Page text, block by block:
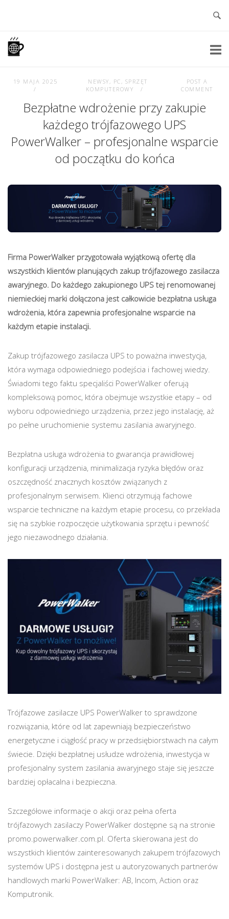
content
Home
19 MAJA 2025 NEWSY , PC , SPRZĘT
KOMPUTEROWY
POST A
COMMENT
Bezpłatne wdrożenie przy zakupie
każdego trójfazowego UPS
PowerWalker – profesjonalne wsparcie
od początku do końca
Firma PowerWalker przygotowała wyjątkową ofertę dla
wszystkich klientów planujących zakup trójfazowego zasilacza
awaryjnego. Do każdego zakupionego UPS tej renomowanej
niemieckiej marki dołączona jest całkowicie bezpłatna usługa
wdrożenia, która zapewnia profesjonalne wsparcie na
każdym etapie instalacji.
Zakup trójfazowego zasilacza UPS to poważna inwestycja,
która wymaga odpowiedniego podejścia i fachowej wiedzy.
Świadomi tego faktu specjaliści PowerWalker oferują
kompleksową pomoc, która obejmuje wszystkie etapy – od
wyboru odpowiedniego urządzenia, przez jego instalację, aż
po pełne uruchomienie systemu zasilania awaryjnego.
Bezpłatna usługa wdrożenia to gwarancja prawidłowej
konfiguracji urządzenia, minimalizacja ryzyka błędów oraz
oszczędność znacznych kosztów związanych z
profesjonalnym serwisem. Klienci otrzymują fachowe
wsparcie techniczne na każdym etapie procesu, co przekłada
się na szybkie rozpoczęcie użytkowania sprzętu i pewność
jego niezawodnego działania.
Trójfazowe zasilacze UPS PowerWalker to sprawdzone
rozwiązania, które od lat zapewniają bezpieczeństwo
energetyczne i ciągłość pracy w przedsiębiorstwach na całym
świecie. Dzięki bezpłatnej usłudze wdrożenia, inwestycja w
profesjonalny system zasilania awaryjnego staje się jeszcze
bardziej opłacalna i bezpieczna.
Szczegółowe informacje o akcji oraz pełna oferta
trójfazowych zasilaczy PowerWalker dostępne są na stronie
promo.powerwalker.com.pl. Oferta skierowana jest do
wszystkich klientów zainteresowanych zakupem trójfazowych
systemów UPS i dostępna jest u autoryzowanych partnerów
handlowych marki PowerWalker: AB, Incom, Action oraz
Komputronik.